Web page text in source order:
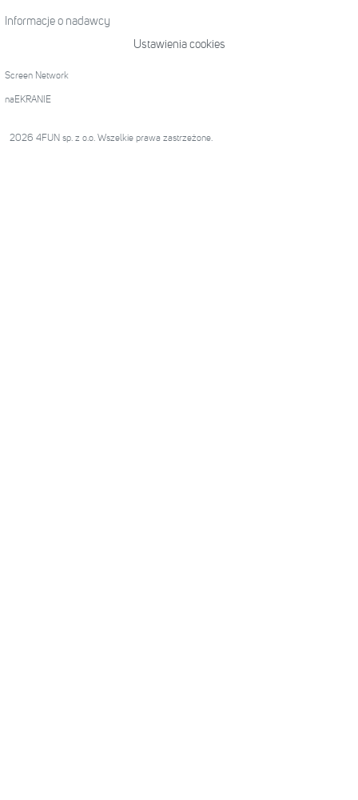
Informacje o nadawcy
Ustawienia cookies
Screen Network
naEKRANIE
2026 4FUN sp. z o.o. Wszelkie prawa zastrzeżone.